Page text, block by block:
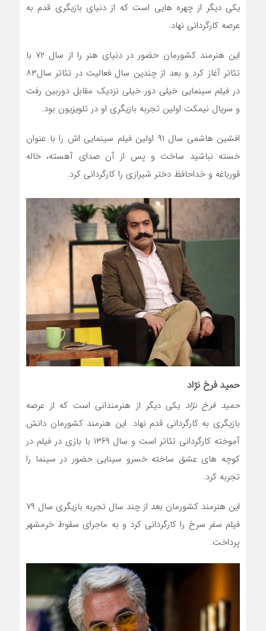
یکی دیگر از چهره هایی است که از دنیای بازیگری قدم به
عرصه کارگردانی نهاد.
این هنرمند کشورمان حضور در دنیای هنر را از سال ۷۲ با
تئاتر آغاز کرد و بعد از چندین سال فعالیت در تئاتر سال۸۳
در فیلم سینمایی خیلی دور خیلی نزدیک مقابل دوربین رفت
و سریال نیمکت اولین تجربه بازیگری او در تلویزیون بود.
افشین هاشمی سال ۹۱ اولین فیلم سینمایی اش را با عنوان
خسته نباشید ساخت و پس از آن صدای آهسته، خاله
قورباغه و خداحافظ دختر شیرازی را کارگردانی کرد.
حمید فرخ نژاد
حمید فرخ نژاد یکی دیگر از هنرمندانی است که از عرصه
بازیگری به کارگردانی قدم نهاد. این هنرمند کشورمان دانش
آموخته کارگردانی تئاتر است و سال ۱۳۶۹ با بازی در فیلم در
کوچه های عشق ساخته خسرو سینایی حضور در سینما را
تجربه کرد.
این هنرمند کشورمان بعد از چند سال تجربه بازیگری سال ۷۹
فیلم سفر سرخ را کارگردانی کرد و به ماجرای سقوط خرمشهر
پرداخت.